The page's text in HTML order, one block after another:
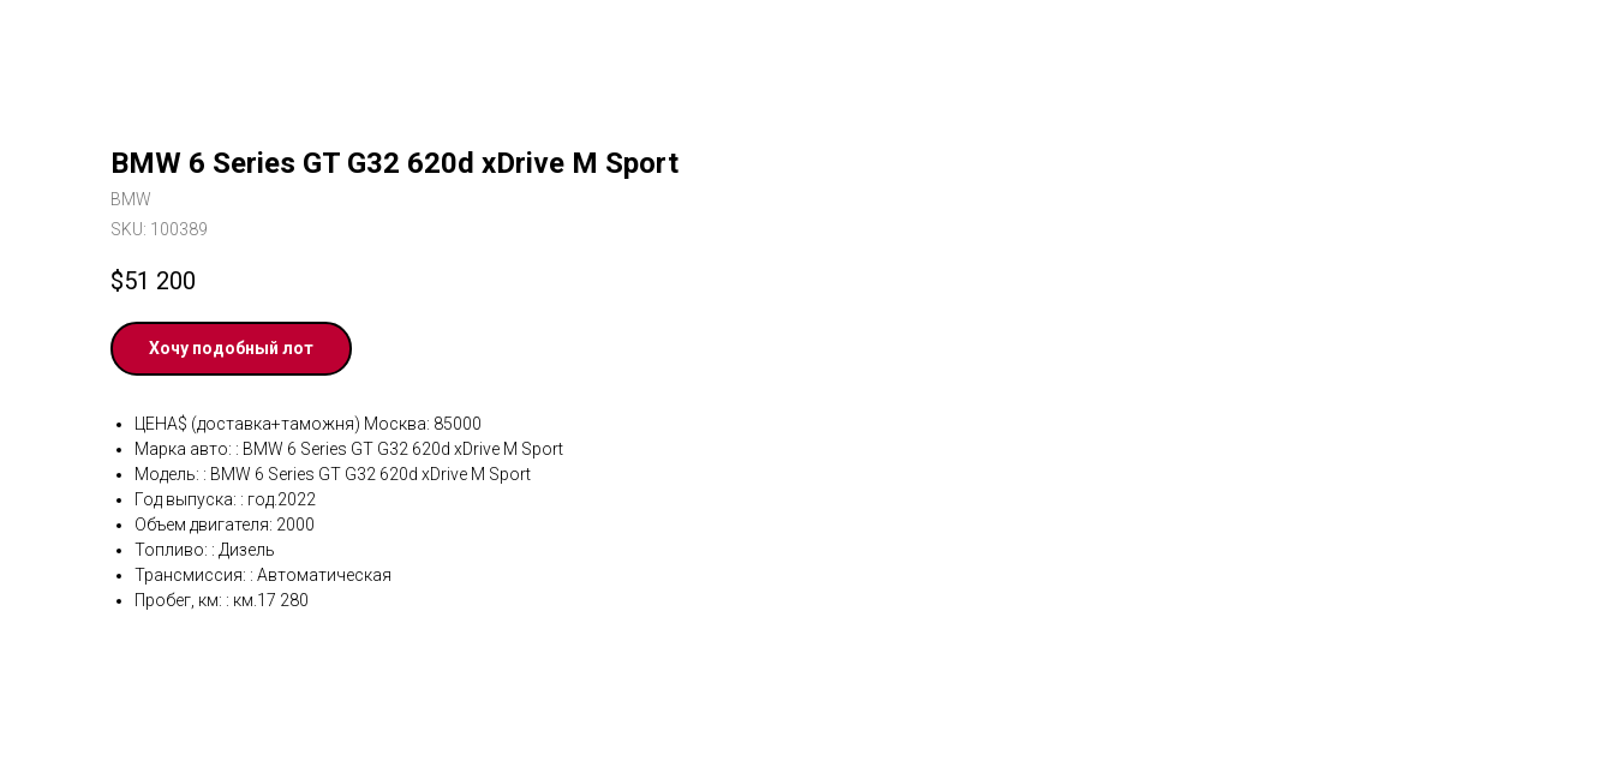
BMW 6 Series GT G32 620d xDrive M Sport
BMW
SKU: 100389
$51 200
Хочу подобный лот
ЦЕНА$ (доставка+таможня) Москва: 85000
Марка авто: : BMW 6 Series GT G32 620d xDrive M Sport
Модель: : BMW 6 Series GT G32 620d xDrive M Sport
Год выпуска: : год.2022
Объем двигателя: 2000
Топливо: : Дизель
Трансмиссия: : Автоматическая
Пробег, км: : км.17 280